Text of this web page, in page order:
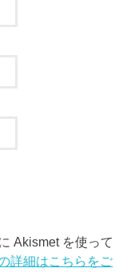
Akismet を使って
詳細はこちらをご